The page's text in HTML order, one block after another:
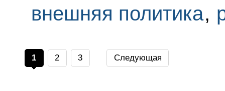
внешняя политика,
1 2 3 Следующая